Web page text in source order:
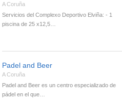
A Coruña
Servicios del Complexo Deportivo Elviña: - 1
piscina de 25 x12,5…
Padel and Beer
A Coruña
Padel and Beer es un centro especializado de
pádel en el que…